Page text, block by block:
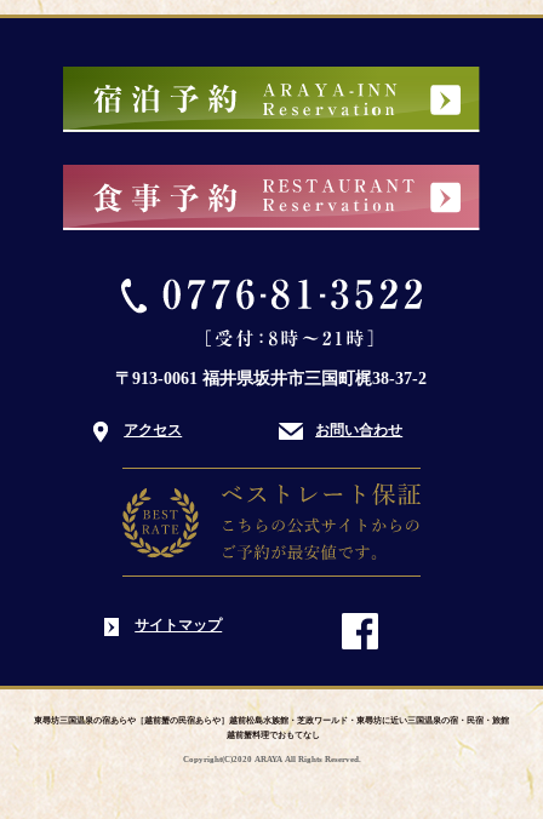
〒913-0061 福井県坂井市三国町梶38-37-2
アクセス お問い合わせ
サイトマップ
東尋坊三国温泉の宿あらや［越前蟹の民宿あらや］越前松島水族館・芝政ワールド・東尋坊に近い三国温泉の宿・民宿・旅館
越前蟹料理でおもてなし
Copyright(C)2020 ARAYA All Rights Reserved.